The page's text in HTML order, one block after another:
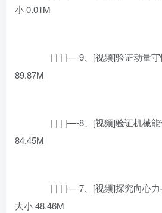
小 0.01M
| | | |—-9、[视频]验证动量守
89.87M
| | | |—-8、[视频]验证机械能
84.45M
| | | |—-7、[视频]探究向心力
大小 48.46M